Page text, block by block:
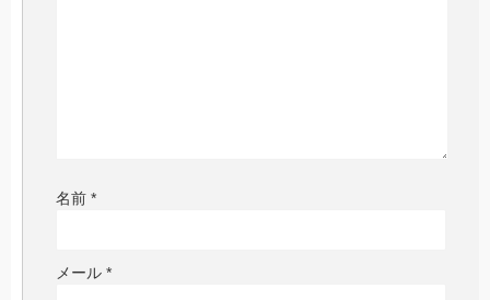
名前 *
メール *